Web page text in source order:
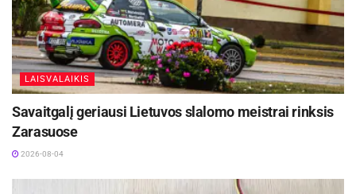
sportininkams surinkus vienodą taškų skaičių,
nugalėtojas paaiškėjo tik po papildomo finalo.
Aktualios naujienos
LAISVALAIKIS
Savaitgalį geriausi Lietuvos slalomo meistrai rinksis
Zarasuose
2026-08-04